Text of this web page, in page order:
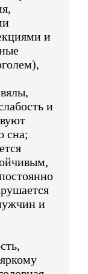
и
и
сна;
и